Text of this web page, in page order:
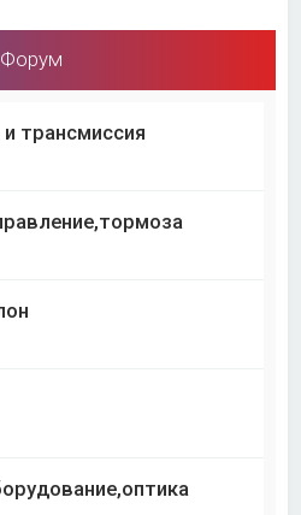
Форум
трансмиссия